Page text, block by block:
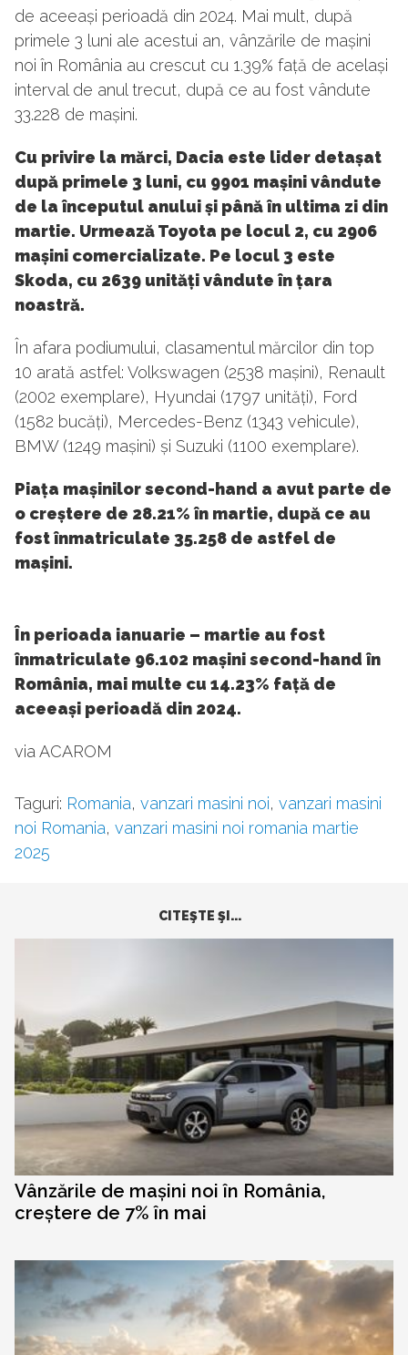
de aceeași perioadă din 2024. Mai mult, după
primele 3 luni ale acestui an, vânzările de mașini
noi în România au crescut cu 1.39% față de același
interval de anul trecut, după ce au fost vândute
33.228 de mașini.
Cu privire la mărci, Dacia este lider detașat
după primele 3 luni, cu 9901 mașini vândute
de la începutul anului și până în ultima zi din
martie. Urmează Toyota pe locul 2, cu 2906
mașini comercializate. Pe locul 3 este
Skoda, cu 2639 unități vândute în țara
noastră.
În afara podiumului, clasamentul mărcilor din top
10 arată astfel: Volkswagen (2538 mașini), Renault
(2002 exemplare), Hyundai (1797 unități), Ford
(1582 bucăți), Mercedes-Benz (1343 vehicule),
BMW (1249 mașini) și Suzuki (1100 exemplare).
Piața mașinilor second-hand a avut parte de
o creștere de 28.21% în martie, după ce au
fost înmatriculate 35.258 de astfel de
mașini.
În perioada ianuarie – martie au fost
înmatriculate 96.102 mașini second-hand în
România, mai multe cu 14.23% față de
aceeași perioadă din 2024.
via ACAROM
Taguri: Romania, vanzari masini noi, vanzari masini
noi Romania, vanzari masini noi romania martie
2025
CITEŞTE ŞI...
Vânzările de mașini noi în România,
creștere de 7% în mai